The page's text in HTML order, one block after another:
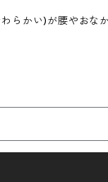
らかい)が腰やおな